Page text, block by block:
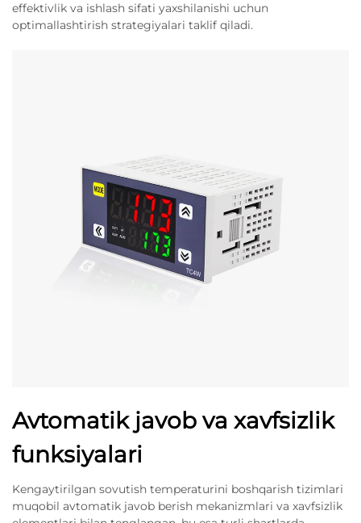
effektivlik va ishlash sifati yaxshilanishi uchun
optimallashtirish strategiyalari taklif qiladi.
Avtomatik javob va xavfsizlik
funksiyalari
Kengaytirilgan sovutish temperaturini boshqarish tizimlari
muqobil avtomatik javob berish mekanizmlari va xavfsizlik